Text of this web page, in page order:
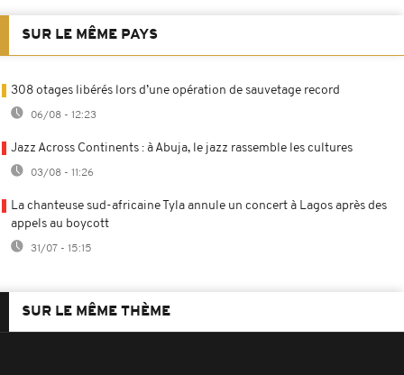
SUR LE MÊME PAYS
308 otages libérés lors d’une opération de sauvetage record
06/08 - 12:23
Jazz Across Continents : à Abuja, le jazz rassemble les cultures
03/08 - 11:26
La chanteuse sud-africaine Tyla annule un concert à Lagos après des
appels au boycott
31/07 - 15:15
SUR LE MÊME THÈME